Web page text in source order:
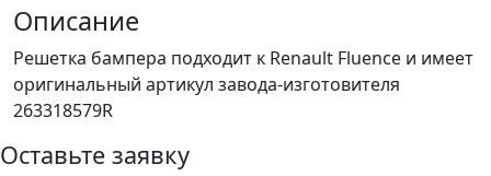
Описание
Решетка бампера подходит к Renault Fluence и имеет
оригинальный артикул завода-изготовителя
263318579R
Оставьте заявку